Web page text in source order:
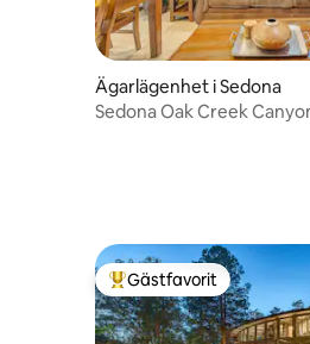
Ägarlägenhet i Sedona
Sedona Oak Creek
Populär gästfavorit
Gästfavorit